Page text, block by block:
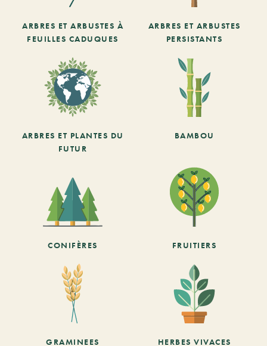
ARBRES ET ARBUSTES À
FEUILLES CADUQUES
ARBRES ET ARBUSTES
PERSISTANTS
ARBRES ET PLANTES DU
FUTUR
BAMBOU
CONIFÈRES FRUITIERS
GRAMINEES HERBES VIVACES